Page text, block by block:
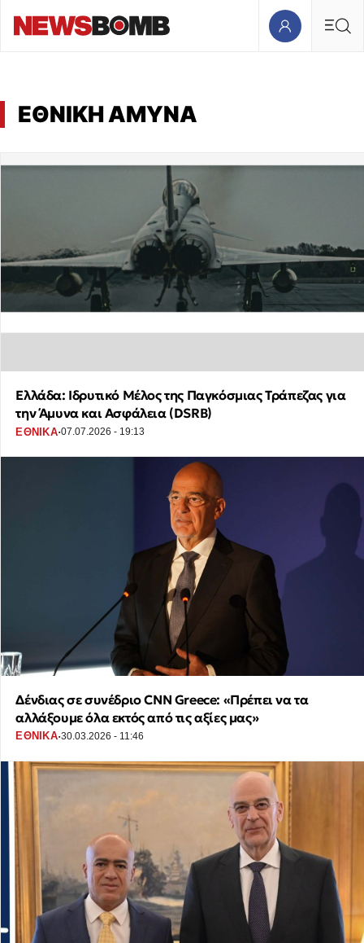
ΕΘΝΙΚΗ ΑΜΥΝΑ
Ελλάδα: Ιδρυτικό Μέλος της Παγκόσμιας Τράπεζας για
την Άμυνα και Ασφάλεια (DSRB)
ΕΘΝΙΚΑ·07.07.2026 - 19:13
Δένδιας σε συνέδριο CNN Greece: «Πρέπει να τα
αλλάξουμε όλα εκτός από τις αξίες μας»
ΕΘΝΙΚΑ·30.03.2026 - 11:46